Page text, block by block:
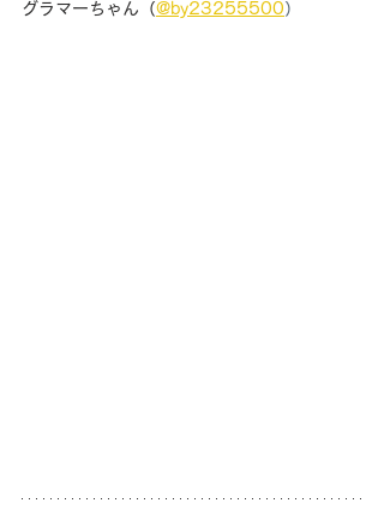
グラマーちゃん（@by23255500）